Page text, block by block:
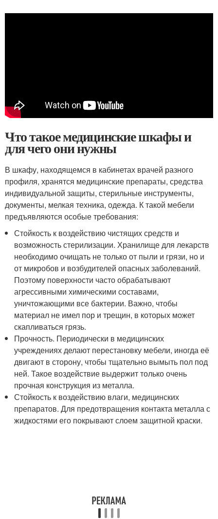
Что такое медицинские шкафы и
для чего они нужны
В шкафу, находящемся в кабинетах врачей разного
профиля, хранятся медицинские препараты, средства
индивидуальной защиты, стерильные инструменты,
документы, мелкая техника, одежда. К такой мебели
предъявляются особые требования:
Стойкость к воздействию чистящих средств и
возможность стерилизации. Хранилище для лекарств
необходимо очищать не только от пыли и грязи, но и
от микробов и возбудителей опасных заболеваний.
Поэтому поверхности часто обрабатывают
агрессивными химическими составами,
уничтожающими все бактерии. Важно, чтобы
материал не имел пор и трещин, в которых может
скапливаться грязь.
Прочность. Периодически в медицинских
учреждениях делают перестановку мебели, иногда её
двигают в сторону, чтобы тщательно вымыть пол под
ней. Такое воздействие выдержит только очень
прочная конструкция из металла.
Стойкость к воздействию влаги, медицинских
препаратов. Для предотвращения контакта металла с
жидкостями его покрывают слоем защитной краски.